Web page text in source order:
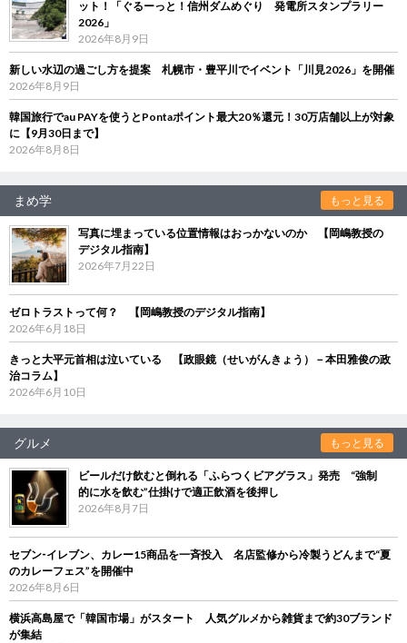
ット！「ぐるーっと！信州ダムめぐり 発電所スタンプラリー
2026」
2026年8月9日
新しい水辺の過ごし方を提案 札幌市・豊平川でイベント「川見2026」を開催
2026年8月9日
韓国旅行でau PAYを使うとPontaポイント最大20％還元！30万店舗以上が対象
に【9月30日まで】
2026年8月8日
まめ学 もっと見る
写真に埋まっている位置情報はおっかないのか 【岡嶋教授の
デジタル指南】
2026年7月22日
ゼロトラストって何？ 【岡嶋教授のデジタル指南】
2026年6月18日
きっと大平元首相は泣いている 【政眼鏡（せいがんきょう）－本田雅俊の政
治コラム】
2026年6月10日
グルメ もっと見る
ビールだけ飲むと倒れる「ふらつくビアグラス」発売 “強制
的に水を飲む”仕掛けで適正飲酒を後押し
2026年8月7日
セブン‐イレブン、カレー15商品を一斉投入 名店監修から冷製うどんまで“夏
のカレーフェス”を開催中
2026年8月6日
横浜高島屋で「韓国市場」がスタート 人気グルメから雑貨まで約30ブランド
が集結